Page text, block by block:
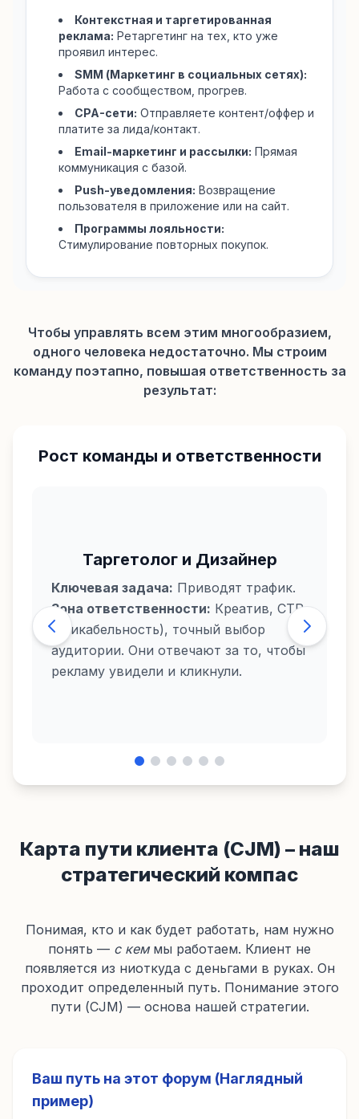
Контекстная и таргетированная
реклама: Ретаргетинг на тех, кто уже
проявил интерес.
SMM (Маркетинг в социальных сетях):
Работа с сообществом, прогрев.
CPA-сети: Отправляете контент/оффер и
платите за лида/контакт.
Email-маркетинг и рассылки: Прямая
коммуникация с базой.
Push-уведомления: Возвращение
пользователя в приложение или на сайт.
Программы лояльности:
Стимулирование повторных покупок.
Чтобы управлять всем этим многообразием,
одного человека недостаточно. Мы строим
команду поэтапно, повышая ответственность за
результат:
Рост команды и ответственности
Таргетолог и Дизайнер
Ключевая задача: Приводят трафик.
Зона ответственности: Креатив, CTR
(кликабельность), точный выбор
аудитории. Они отвечают за то, чтобы
рекламу увидели и кликнули.
Карта пути клиента (CJM) – наш
стратегический компас
Понимая, кто и как будет работать, нам нужно
понять — с кеммы работаем. Клиент не
появляется из ниоткуда с деньгами в руках. Он
проходит определенный путь. Понимание этого
пути (CJM) — основа нашей стратегии.
Ваш путь на этот форум (Наглядный
пример)